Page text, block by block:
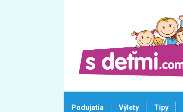
Podujatia Výlety Tipy